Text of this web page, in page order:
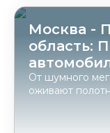
Москва -
область:
От шумного
оживают